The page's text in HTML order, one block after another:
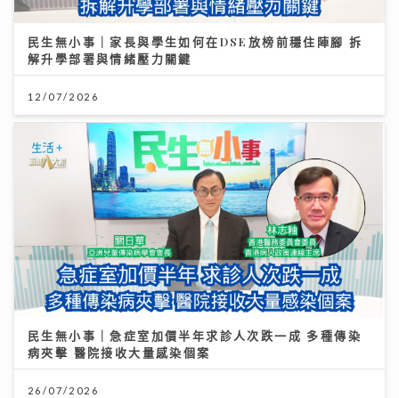
民生無小事｜家長與學生如何在DSE放榜前穩住陣腳 拆
解升學部署與情緒壓力關鍵
12/07/2026
民生無小事｜急症室加價半年求診人次跌一成 多種傳染
病夾擊 醫院接收大量感染個案
26/07/2026